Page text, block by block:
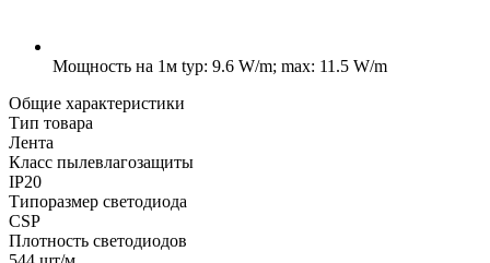
Мощность на 1м typ: 9.6 W/m; max: 11.5 W/m
Общие характеристики
Тип товара
Лента
Класс пылевлагозащиты
IP20
Типоразмер светодиода
CSP
Плотность светодиодов